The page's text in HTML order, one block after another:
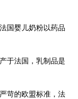
国婴儿奶粉以药品
于法国，乳制品是
苛的欧盟标准，法